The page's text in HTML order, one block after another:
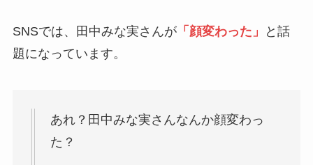
SNSでは、田中みな実さんが「顔変わった」
と話
題になっています。
あれ？田中みな実さんなんか顔変わっ
た？